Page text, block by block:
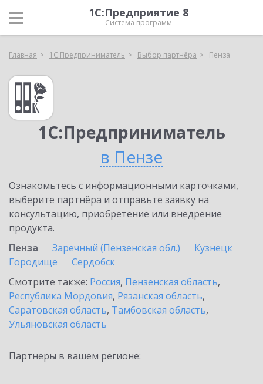
1С:Предприятие 8
Система программ
Главная 1С:Предприниматель Выбор партнёра Пенза
1С:Предприниматель
в Пензе
Ознакомьтесь с информационными карточками,
выберите партнёра и отправьте заявку на
консультацию, приобретение или внедрение
продукта.
Пенза
Заречный (Пензенская обл.)
Кузнецк
Городище
Сердобск
Смотрите также: Россия, Пензенская область,
Республика Мордовия, Рязанская область,
Саратовская область, Тамбовская область,
Ульяновская область
Партнеры в вашем регионе: